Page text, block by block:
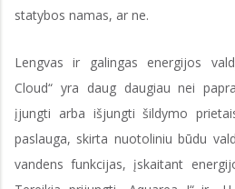
statybos namas, ar ne.
Lengvas ir galingas energijos
Cloud“ yra daug daugiau nei
įjungti arba išjungti šildymo
paslauga, skirta nuotoliniu būdu
vandens funkcijas, įskaitant